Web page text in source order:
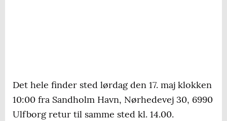
Det hele finder sted lørdag den 17. maj klokken
10:00 fra Sandholm Havn, Nørhedevej 30, 6990
Ulfborg retur til samme sted kl. 14.00.